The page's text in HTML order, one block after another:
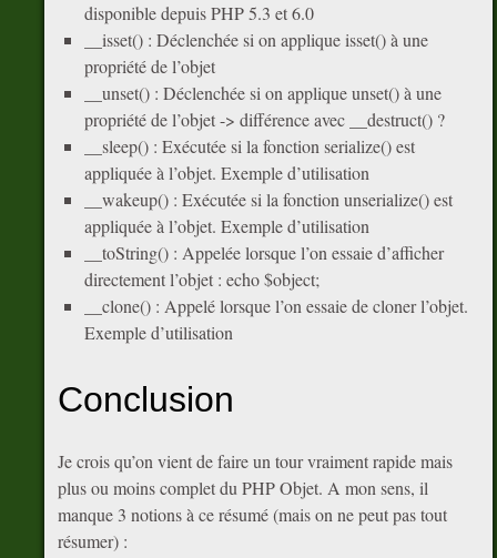
disponible depuis PHP 5.3 et 6.0
__isset() : Déclenchée si on applique isset() à une
propriété de l’objet
__unset() : Déclenchée si on applique unset() à une
propriété de l’objet -> différence avec __destruct() ?
__sleep() : Exécutée si la fonction serialize() est
appliquée à l’objet. Exemple d’utilisation
__wakeup() : Exécutée si la fonction unserialize() est
appliquée à l’objet. Exemple d’utilisation
__toString() : Appelée lorsque l’on essaie d’afficher
directement l’objet : echo $object;
__clone() : Appelé lorsque l’on essaie de cloner l’objet.
Exemple d’utilisation
Conclusion
Je crois qu’on vient de faire un tour vraiment rapide mais
plus ou moins complet du PHP Objet. A mon sens, il
manque 3 notions à ce résumé (mais on ne peut pas tout
résumer) :